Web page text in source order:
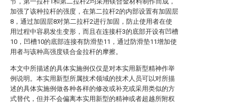
加强了该种拉杆的强度，在第二拉杆2的内部设置有加固层
8，通过加固层8对第二拉杆2进行加固，防止使用者在使
用过程中容易发生变形，而且在连接杆3的底部开设有凹槽
10，凹槽10的底部连接有防滑垫11，通过防滑垫11增加使
用者与该种高强度镁合金拉杆的摩擦。
本文中所描述的具体实施例仅仅是对本实用新型精神作举
例说明。本实用新型所属技术领域的技术人员可以对所描
述的具体实施例做各种各样的修改或补充或采用类似的方
式替代，但并不会偏离本实用新型的精神或者超越所附权